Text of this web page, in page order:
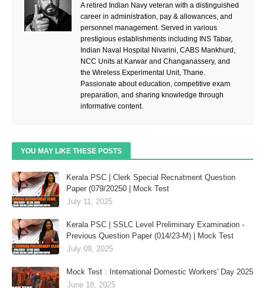
A retired Indian Navy veteran with a distinguished
career in administration, pay & allowances, and
personnel management. Served in various
prestigious establishments including INS Tabar,
Indian Naval Hospital Nivarini, CABS Mankhurd,
NCC Units at Karwar and Changanassery, and
the Wireless Experimental Unit, Thane.
Passionate about education, competitive exam
preparation, and sharing knowledge through
informative content.
YOU MAY LIKE THESE POSTS
Kerala PSC | Clerk Special Recruitment Question
Paper (079/20250 | Mock Test
July 11, 2025
Kerala PSC | SSLC Level Preliminary Examination -
Previous Question Paper (014/23-M) | Mock Test
July 09, 2025
Mock Test : International Domestic Workers' Day 2025
June 18, 2025